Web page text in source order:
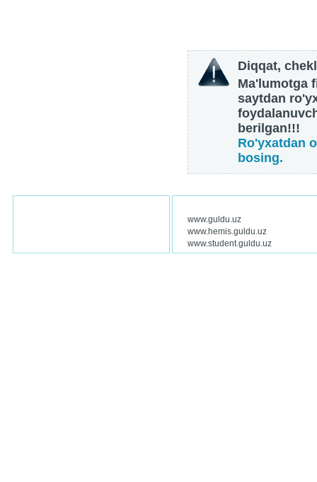
Diqqat,
Ma'lumotga
saytdan
berilgan!!!
Ro'yxatdan
bosing.
www.guldu.uz
www.hemis.guldu.uz
www.student.guldu.uz